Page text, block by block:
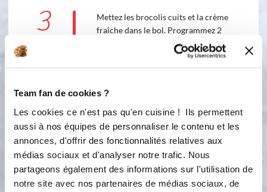
Team fan de cookies ?
Les cookies ce n'est pas qu'en cuisine ! Ils permettent
aussi à nos équipes de personnaliser le contenu et les
annonces, d'offrir des fonctionnalités relatives aux
médias sociaux et d'analyser notre trafic. Nous
partageons également des informations sur l'utilisation de
notre site avec nos partenaires de médias sociaux, de
3
Mettez les brocolis cuits et la crème
fraîche dans le bol. Programmez 2
4
Selon l'âge de votre enfant, si vous
souhaitez mixer davantage les
aliments : rendez-vous dans le mode
manuel et appuyez sur la touche
TURBO jusqu'à obtention de la
texture souhaitée.